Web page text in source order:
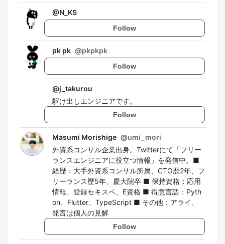
@N_KS
Follow
pk pk @pkpkpk
Follow
@j_takurou
駆け出しエンジニアです。
Follow
Masumi Morishige @umi_mori
外資系コンサル企業出身。Twitterにて「フリー
ランスエンジニアに役立つ情報」を発信中。■
経歴：大手外資系コンサル所属、CTO歴2年、フ
リーランス歴5年、慶大院卒 ■ 保持資格：応用
情報、登録セキスペ、E資格 ■ 得意言語：Pyth
on、Flutter、TypeScript ■ その他：アライ、
発言は個人の見解
Follow